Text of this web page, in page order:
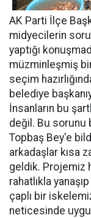
AK Parti İlçe
midyecilerin
yaptığı
müzminleşmiş
seçim
belediye
İnsanların bu
değil. Bu sorunu
Topbaş Bey'e
arkadaşlar kısa
geldik. Projemiz
rahatlıkla
çaplı bir
neticesinde